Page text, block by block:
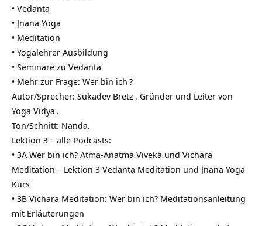
• Vedanta
• Jnana Yoga
• Meditation
• Yogalehrer Ausbildung
• Seminare zu Vedanta
• Mehr zur Frage: Wer bin ich ?
Autor/Sprecher: Sukadev Bretz , Gründer und Leiter von
Yoga Vidya .
Ton/Schnitt: Nanda.
Lektion 3 – alle Podcasts:
• 3A Wer bin ich? Atma-Anatma Viveka und Vichara
Meditation – Lektion 3 Vedanta Meditation und Jnana Yoga
Kurs
• 3B Vichara Meditation: Wer bin ich? Meditationsanleitung
mit Erläuterungen